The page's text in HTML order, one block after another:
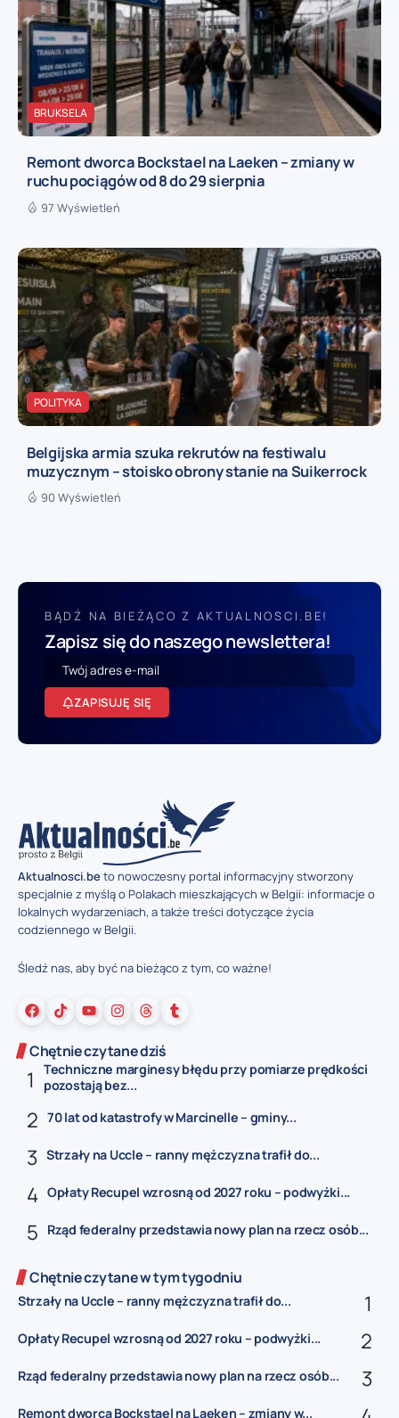
BRUKSELA
Remont dworca Bockstael na Laeken – zmiany w
ruchu pociągów od 8 do 29 sierpnia
97 Wyświetleń
POLITYKA
Belgijska armia szuka rekrutów na festiwalu
muzycznym – stoisko obrony stanie na Suikerrock
90 Wyświetleń
BĄDŹ NA BIEŻĄCO Z AKTUALNOSCI.BE!
Zapisz się do naszego newslettera!
ZAPISUJĘ SIĘ
Aktualnosci.beto nowoczesny portal informacyjny stworzony
specjalnie z myślą o Polakach mieszkających w Belgii: informacje o
lokalnych wydarzeniach, a także treści dotyczące życia
codziennego w Belgii.
Śledź nas, aby być na bieżąco z tym, co ważne!
Chętnie czytane dziś
Techniczne marginesy błędu przy pomiarze prędkości
pozostają bez...
70 lat od katastrofy w Marcinelle – gminy...
Strzały na Uccle – ranny mężczyzna trafił do...
Opłaty Recupel wzrosną od 2027 roku – podwyżki...
Rząd federalny przedstawia nowy plan na rzecz osób...
Chętnie czytane w tym tygodniu
Strzały na Uccle – ranny mężczyzna trafił do...
Opłaty Recupel wzrosną od 2027 roku – podwyżki...
Rząd federalny przedstawia nowy plan na rzecz osób...
Remont dworca Bockstael na Laeken – zmiany w...